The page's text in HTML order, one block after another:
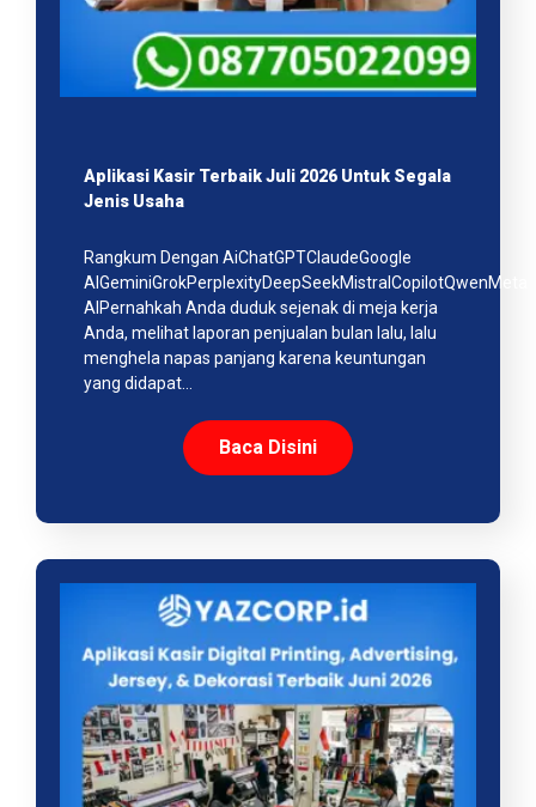
Aplikasi Kasir Terbaik Juli 2026 Untuk Segala
Jenis Usaha
Rangkum Dengan AiChatGPTClaudeGoogle
AIGeminiGrokPerplexityDeepSeekMistralCopilotQwenMeta
AIPernahkah Anda duduk sejenak di meja kerja
Anda, melihat laporan penjualan bulan lalu, lalu
menghela napas panjang karena keuntungan
yang didapat…
Baca Disini